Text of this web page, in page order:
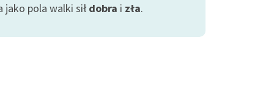
jako pola walki siłdobra i zła.